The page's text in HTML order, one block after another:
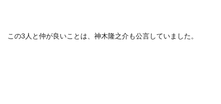
この3人と仲が良いことは、神木隆之介も公言していました。